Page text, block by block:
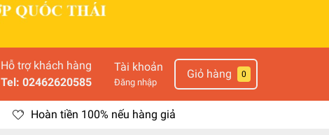
Hỗ trợ khách hàng
Tel: 02462620585
Tài khoản
Đăng nhập
Giỏ hàng 0
Hoàn tiền 100% nếu hàng giả